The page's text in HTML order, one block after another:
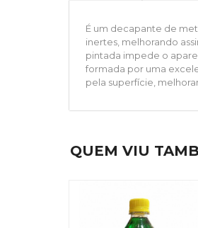
É um decapante de
inertes, melhorando
pintada impede o
formada por uma
pela superfície,
QUEM VIU